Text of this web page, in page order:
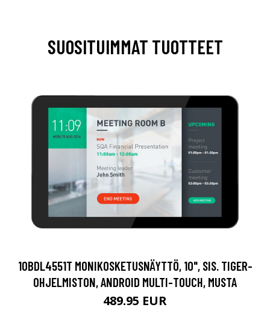
SUOSITUIMMAT TUOTTEET
10BDL4551T MONIKOSKETUSNÄYTTÖ, 10", SIS. TIGER-
OHJELMISTON, ANDROID MULTI-TOUCH, MUSTA
489.95 EUR